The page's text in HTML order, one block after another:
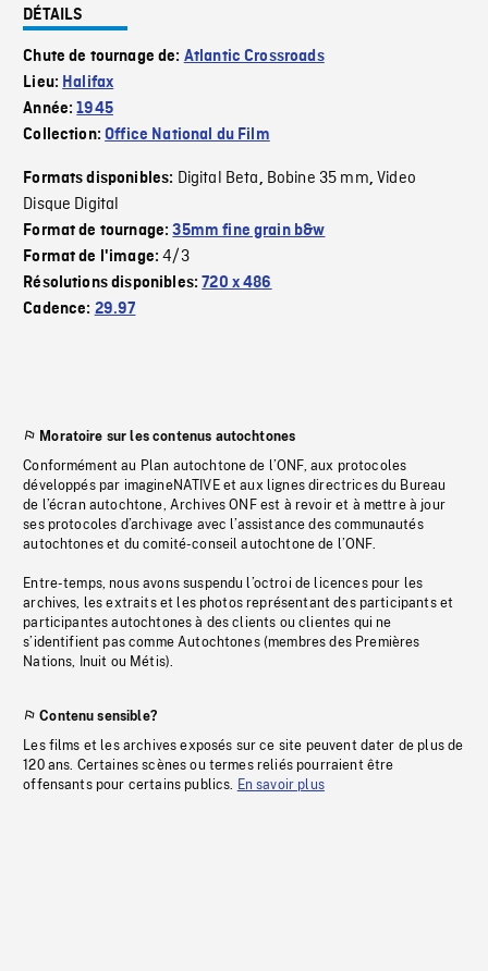
DÉTAILS
Chute de tournage de: Atlantic Crossroads
Lieu: Halifax
Année:1945
Collection:Office National du Film
Formats disponibles: Digital Beta, Bobine 35 mm,Video
Disque Digital
Format de tournage:35mm fine grain b&w
Format de l'image:4/3
Résolutions disponibles:720 x 486
Cadence: 29.97
Moratoire sur les contenus autochtones
Conformément au Plan autochtone de l’ONF, aux protocoles
développés par imagineNATIVE et aux lignes directrices du Bureau
de l’écran autochtone, Archives ONF est à revoir et à mettre à jour
ses protocoles d’archivage avec l’assistance des communautés
autochtones et du comité-conseil autochtone de l’ONF.
Entre-temps, nous avons suspendu l’octroi de licences pour les
archives, les extraits et les photos représentant des participants et
participantes autochtones à des clients ou clientes qui ne
s’identifient pas comme Autochtones (membres des Premières
Nations, Inuit ou Métis).
Contenu sensible?
Les films et les archives exposés sur ce site peuvent dater de plus de
120 ans. Certaines scènes ou termes reliés pourraient être
offensants pour certains publics. En savoir plus